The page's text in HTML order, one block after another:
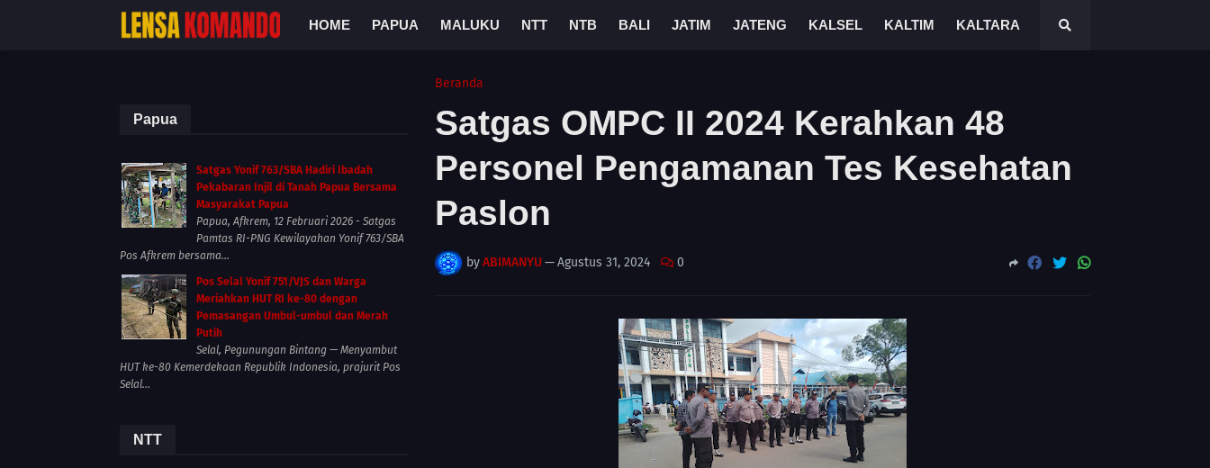
HOME PAPUA MALUKU NTT NTB BALI JATIM JATENG KALSEL KALTIM KALTARA
Beranda
Satgas OMPC II 2024 Kerahkan 48
Personel Pengamanan Tes Kesehatan
Paslon
byABIMANYU—Agustus 31, 2024 0
Papua
Satgas Yonif 763/SBA Hadiri Ibadah
Pekabaran Injil di Tanah Papua Bersama
Masyarakat Papua
Papua, Afkrem, 12 Februari 2026 - Satgas
Pamtas RI-PNG Kewilayahan Yonif 763/SBA
Pos Afkrem bersama...
Pos Selal Yonif 751/VJS dan Warga
Meriahkan HUT RI ke-80 dengan
Pemasangan Umbul-umbul dan Merah
Putih
Selal, Pegunungan Bintang — Menyambut
HUT ke-80 Kemerdekaan Republik Indonesia, prajurit Pos
Selal...
NTT